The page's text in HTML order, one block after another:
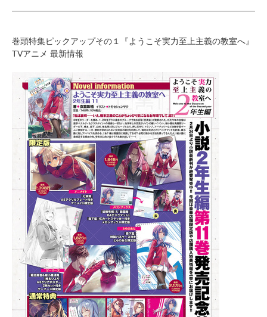
巻頭特集ピックアップその１『ようこそ実力至上主義の教室へ』
TVアニメ 最新情報